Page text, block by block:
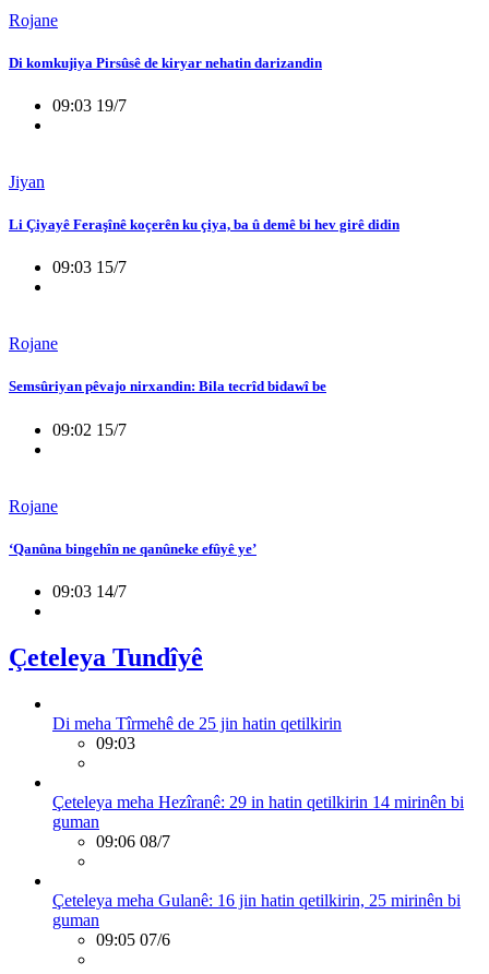
Rojane
Di komkujiya Pirsûsê de kiryar nehatin darizandin
09:03 19/7
Jiyan
Li Çiyayê Feraşînê koçerên ku çiya, ba û demê bi hev girê didin
09:03 15/7
Rojane
Semsûriyan pêvajo nirxandin: Bila tecrîd bidawî be
09:02 15/7
Rojane
‘Qanûna bingehîn ne qanûneke efûyê ye’
09:03 14/7
Çeteleya Tundîyê
Di meha Tîrmehê de 25 jin hatin qetilkirin
09:03
Çeteleya meha Hezîranê: 29 in hatin qetilkirin 14 mirinên bi
guman
09:06 08/7
Çeteleya meha Gulanê: 16 jin hatin qetilkirin, 25 mirinên bi
guman
09:05 07/6